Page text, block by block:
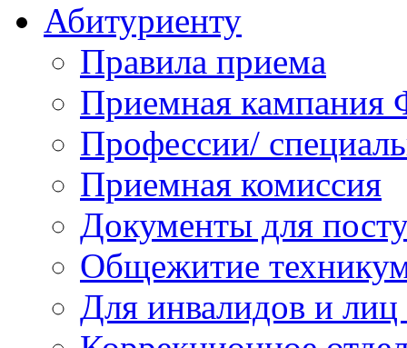
Абитуриенту
Правила приема
Приемная кампания
Профессии/
Приемная комиссия
Документы для
Общежитие
Для инвалидов и